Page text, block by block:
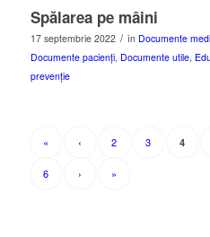
Spălarea pe mâini
17 septembrie 2022 / în Documente
Documente pacienți, Documente utile,
prevenție
« ‹ 2 3 4
6 › »